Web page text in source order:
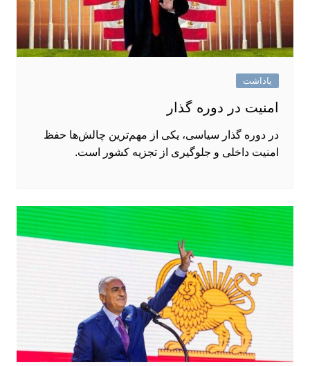
یاداشت
امنیت در دوره‌ گذار
در دوره‌ گذار سیاسی، یکی از مهم‌ترین چالش‌ها حفظ
امنیت داخلی و جلوگیری از تجزیه کشور است.